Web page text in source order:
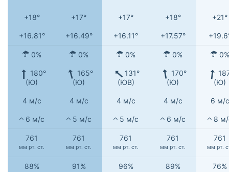
+18° +17° +17° +18° +21°
+16.81° +16.49° +16.11° +17.57°
0% 0% 0% 0% 0%
180°
(Ю)
165°
(Ю)
131°
(ЮВ)
170°
(Ю)
(Ю)
4 м/с 4 м/с 4 м/с 4 м/с 6 м/с
6 м/с 5 м/с 5 м/с 6 м/с 8
761
мм рт. ст.
761
мм рт. ст.
761
мм рт. ст.
761
мм рт. ст.
761
мм рт.
88% 91% 96% 89% 76%